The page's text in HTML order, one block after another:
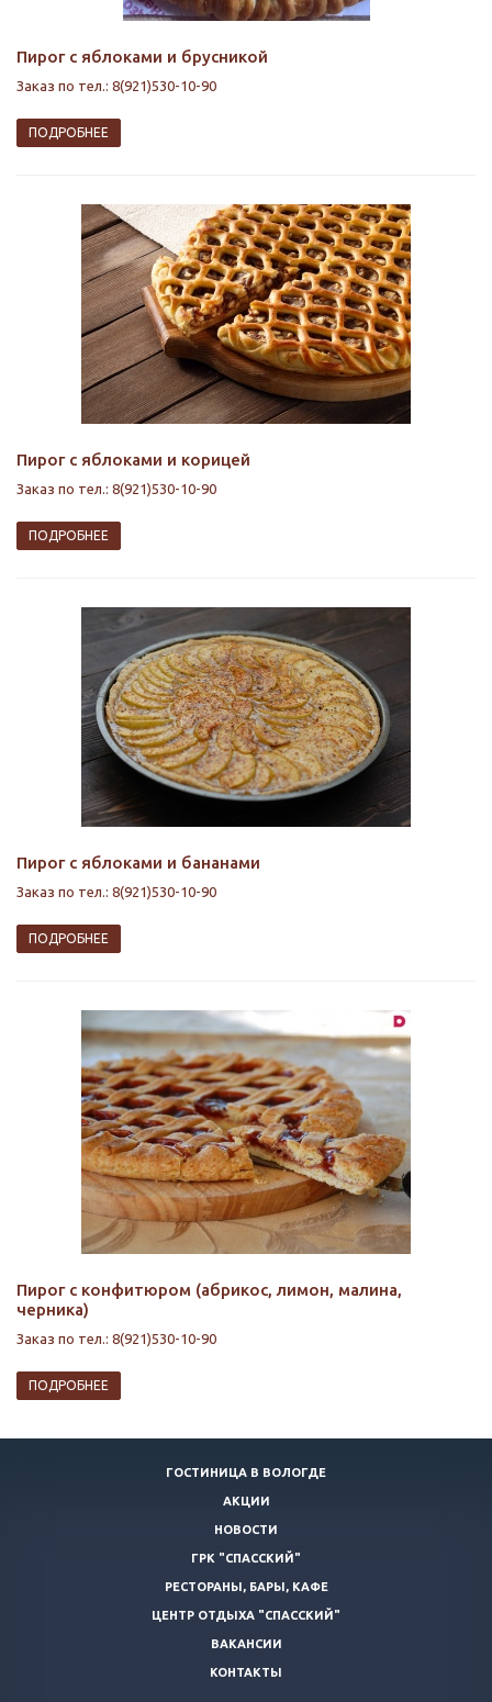
Пирог с яблоками и брусникой
Заказ по тел.: 8(921)530-10-90
ПОДРОБНЕЕ
Пирог с яблоками и корицей
Заказ по тел.: 8(921)530-10-90
ПОДРОБНЕЕ
Пирог с яблоками и бананами
Заказ по тел.: 8(921)530-10-90
ПОДРОБНЕЕ
Пирог с конфитюром (абрикос, лимон, малина,
черника)
Заказ по тел.: 8(921)530-10-90
ПОДРОБНЕЕ
ГОСТИНИЦА В ВОЛОГДЕ
АКЦИИ
НОВОСТИ
ГРК "СПАССКИЙ"
РЕСТОРАНЫ, БАРЫ, КАФЕ
ЦЕНТР ОТДЫХА "СПАССКИЙ"
ВАКАНСИИ
КОНТАКТЫ